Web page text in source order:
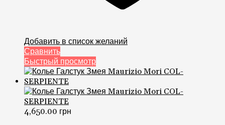
Добавить в список желаний
Сравнить
Быстрый просмотр
4,650.00 грн